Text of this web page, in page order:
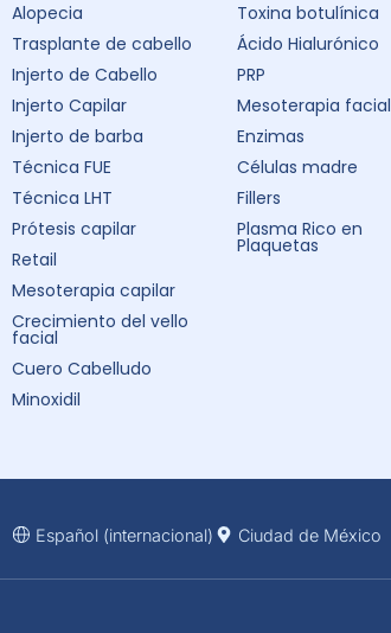
Alopecia
Trasplante de cabello
Injerto de Cabello
Injerto Capilar
Injerto de barba
Técnica FUE
Técnica LHT
Prótesis capilar
Retail
Mesoterapia capilar
Crecimiento del vello
facial
Cuero Cabelludo
Minoxidil
Toxina botulínica
Ácido Hialurónico
PRP
Mesoterapia facial
Enzimas
Células madre
Fillers
Plasma Rico en
Plaquetas
Español (internacional) Ciudad de México